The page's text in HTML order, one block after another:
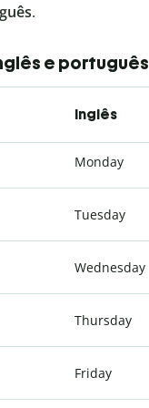
.
e português
Inglês
Monday
Tuesday
Wednesday
Thursday
Friday